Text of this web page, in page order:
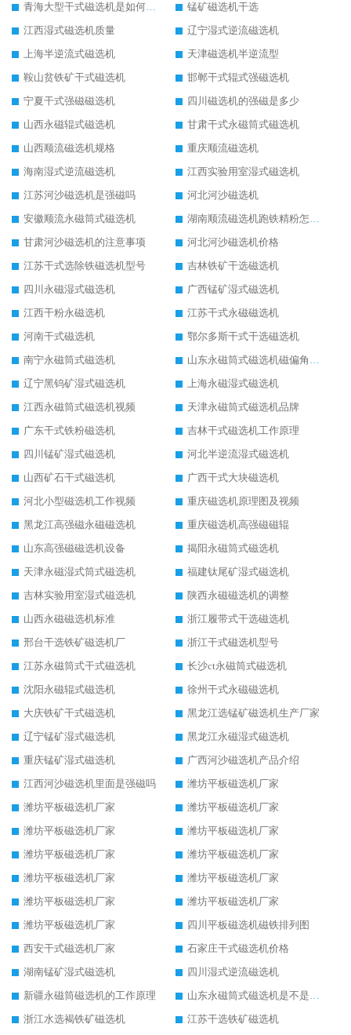
青海大型干式磁选机是如何选矿的
锰矿磁选机干选
江西湿式磁选机质量
辽宁湿式逆流磁选机
上海半逆流式磁选机
天津磁选机半逆流型
鞍山贫铁矿干式磁选机
邯郸干式辊式强磁选机
宁夏干式强磁磁选机
四川磁选机的强磁是多少
山西永磁辊式磁选机
甘肃干式永磁筒式磁选机
山西顺流磁选机规格
重庆顺流磁选机
海南湿式逆流磁选机
江西实验用室湿式磁选机
江苏河沙磁选机是强磁吗
河北河沙磁选机
安徽顺流永磁筒式磁选机
湖南顺流磁选机跑铁精粉怎么处理
甘肃河沙磁选机的注意事项
河北河沙磁选机价格
江苏干式选除铁磁选机型号
吉林铁矿干选磁选机
四川永磁湿式磁选机
广西锰矿湿式磁选机
江西干粉永磁选机
江苏干式永磁磁选机
河南干式磁选机
鄂尔多斯干式干选磁选机
南宁永磁筒式磁选机
山东永磁筒式磁选机磁偏角怎么调整
辽宁黑钨矿湿式磁选机
上海永磁湿式磁选机
江西永磁筒式磁选机视频
天津永磁筒式磁选机品牌
广东干式铁粉磁选机
吉林干式磁选机工作原理
四川锰矿湿式磁选机
河北半逆流湿式磁选机
山西矿石干式磁选机
广西干式大块磁选机
河北小型磁选机工作视频
重庆磁选机原理图及视频
黑龙江高强磁永磁磁选机
重庆磁选机高强磁磁辊
山东高强磁磁选机设备
揭阳永磁筒式磁选机
天津永磁湿式筒式磁选机
福建钛尾矿湿式磁选机
吉林实验用室湿式磁选机
陕西永磁磁选机的调整
山西永磁磁选机标准
浙江履带式干选磁选机
邢台干选铁矿磁选机厂
浙江干式磁选机型号
江苏永磁筒式干式磁选机
长沙ct永磁筒式磁选机
沈阳永磁辊式磁选机
徐州干式永磁磁选机
大庆铁矿干式磁选机
黑龙江选锰矿磁选机生产厂家
辽宁锰矿湿式磁选机
黑龙江永磁湿式磁选机
重庆锰矿湿式磁选机
广西河沙磁选机产品介绍
江西河沙磁选机里面是强磁吗
潍坊平板磁选机厂家
潍坊平板磁选机厂家
潍坊平板磁选机厂家
潍坊平板磁选机厂家
潍坊平板磁选机厂家
潍坊平板磁选机厂家
潍坊平板磁选机厂家
潍坊平板磁选机厂家
潍坊平板磁选机厂家
潍坊平板磁选机厂家
潍坊平板磁选机厂家
潍坊平板磁选机厂家
四川平板磁选机磁铁排列图
西安干式磁选机厂家
石家庄干式磁选机价格
湖南锰矿湿式磁选机
四川湿式逆流磁选机
新疆永磁筒磁选机的工作原理
山东永磁筒式磁选机是不是强磁
浙江水选褐铁矿磁选机
江苏干选铁矿磁选机